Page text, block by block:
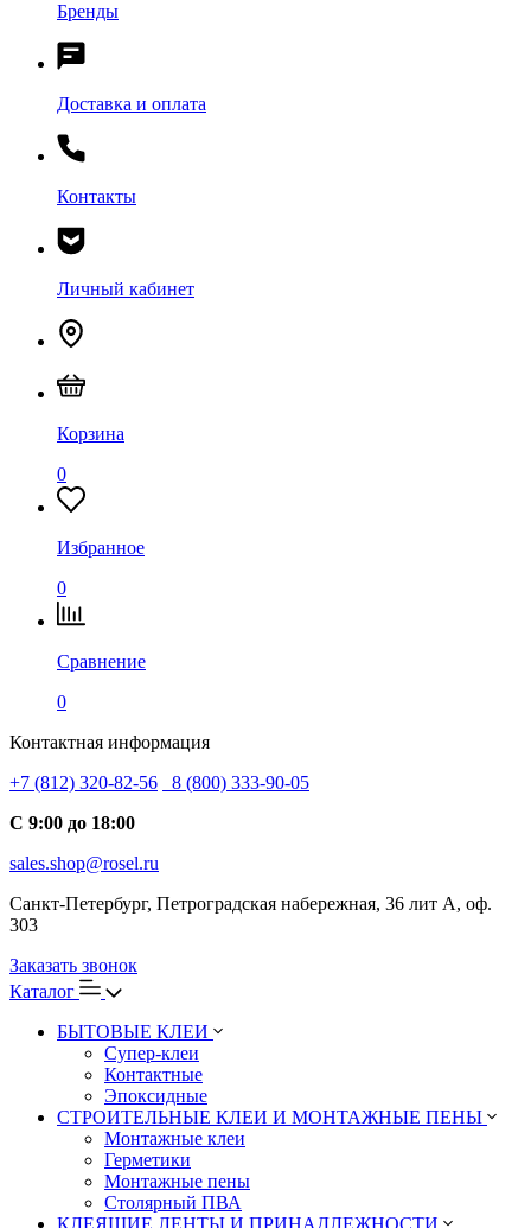
Бренды
Доставка и оплата
Контакты
Личный кабинет
Корзина
0
Избранное
0
Сравнение
0
Контактная информация
+7 (812) 320-82-56
8 (800) 333-90-05
С 9:00 до 18:00
sales.shop@rosel.ru
Санкт-Петербург, Петроградская набережная, 36 лит А, оф.
303
Заказать звонок
Каталог
БЫТОВЫЕ КЛЕИ
Супер-клеи
Контактные
Эпоксидные
СТРОИТЕЛЬНЫЕ КЛЕИ И МОНТАЖНЫЕ ПЕНЫ
Монтажные клеи
Герметики
Монтажные пены
Столярный ПВА